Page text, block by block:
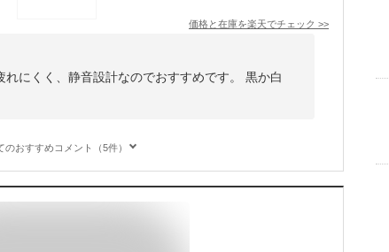
価格と在庫を楽天でチェック >>
にくく、静音設計なのでおすすめです。 黒か白
のおすすめコメント（5件）